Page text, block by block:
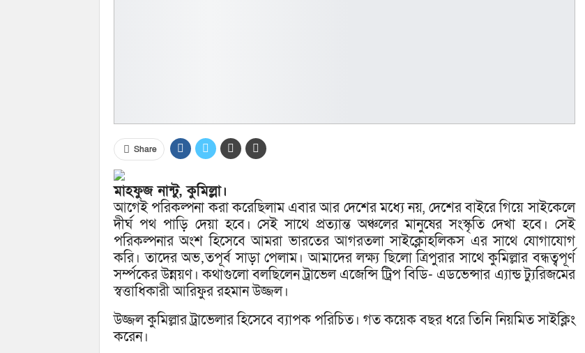
Share
মাহফুজ নান্টু, কুমিল্লা।
আগেই পরিকল্পনা করা করেছিলাম এবার আর দেশের মধ্যে নয়, দেশের বাইরে গিয়ে সাইকেলে
দীর্ঘ পথ পাড়ি দেয়া হবে। সেই সাথে প্রত্যান্ত অঞ্চলের মানুষের সংস্কৃতি দেখা হবে। সেই
পরিকল্পনার অংশ হিসেবে আমরা ভারতের আগরতলা সাইক্লোহলিকস এর সাথে যোগাযোগ
করি। তাদের অভ‚তপূর্ব সাড়া পেলাম। আমাদের লক্ষ্য ছিলো ত্রিপুরার সাথে কুমিল্লার বন্ধত্বপূর্ণ
সর্ম্পকের উন্নয়ণ। কথাগুলো বলছিলেন ট্রাভেল এজেন্সি ট্রিপ বিডি- এডভেন্সার এ্যান্ড ট্যুরিজমের
স্বত্তাধিকারী আরিফুর রহমান উজ্জল।
উজ্জল কুমিল্লার ট্রাভেলার হিসেবে ব্যাপক পরিচিত। গত কয়েক বছর ধরে তিনি নিয়মিত সাইক্লিং
করেন।